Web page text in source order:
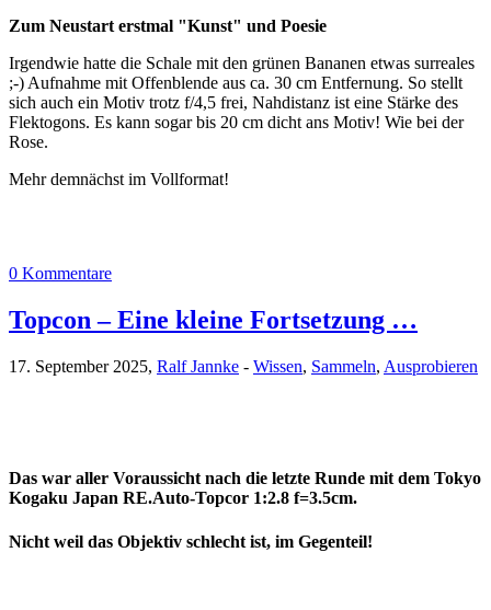
Zum Neustart erstmal "Kunst" und Poesie
Irgendwie hatte die Schale mit den grünen Bananen etwas surreales
;-) Aufnahme mit Offenblende aus ca. 30 cm Entfernung. So stellt
sich auch ein Motiv trotz f/4,5 frei, Nahdistanz ist eine Stärke des
Flektogons. Es kann sogar bis 20 cm dicht ans Motiv! Wie bei der
Rose.
Mehr demnächst im Vollformat!
0 Kommentare
Topcon – Eine kleine Fortsetzung …
17. September 2025, Ralf Jannke - Wissen, Sammeln, Ausprobieren
Das war aller Voraussicht nach die letzte Runde mit dem Tokyo
Kogaku Japan RE.Auto-Topcor 1:2.8 f=3.5cm.
Nicht weil das Objektiv schlecht ist, im Gegenteil!